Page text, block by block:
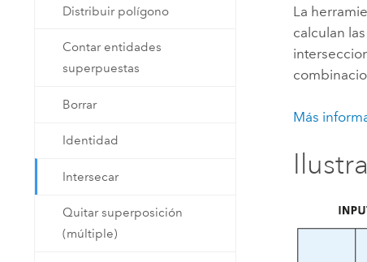
Distribuir polígono
Contar entidades
superpuestas
Borrar
Identidad
Intersecar
Quitar superposición
(múltiple)
La
calculan
Más